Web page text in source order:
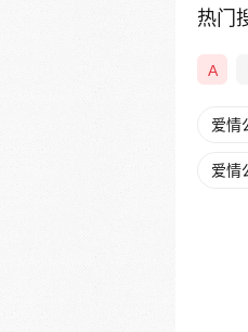
热门
A
爱情
爱情